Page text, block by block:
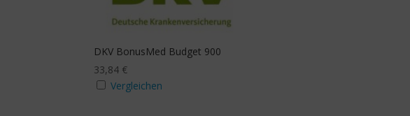
DKV BonusMed Budget 900
33,84 €
Vergleichen